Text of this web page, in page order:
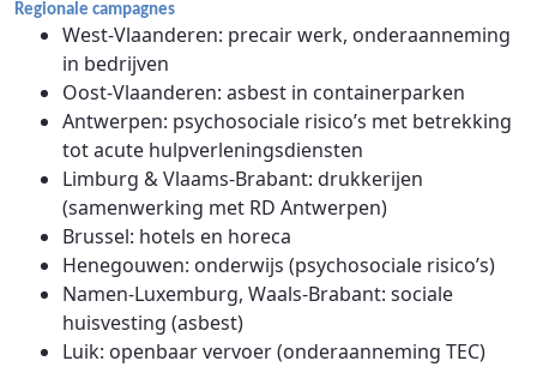
Regionale campagnes
West-Vlaanderen: precair werk, onderaanneming
in bedrijven
Oost-Vlaanderen: asbest in containerparken
Antwerpen: psychosociale risico’s met betrekking
tot acute hulpverleningsdiensten
Limburg & Vlaams-Brabant: drukkerijen
(samenwerking met RD Antwerpen)
Brussel: hotels en horeca
Henegouwen: onderwijs (psychosociale risico’s)
Namen-Luxemburg, Waals-Brabant: sociale
huisvesting (asbest)
Luik: openbaar vervoer (onderaanneming TEC)